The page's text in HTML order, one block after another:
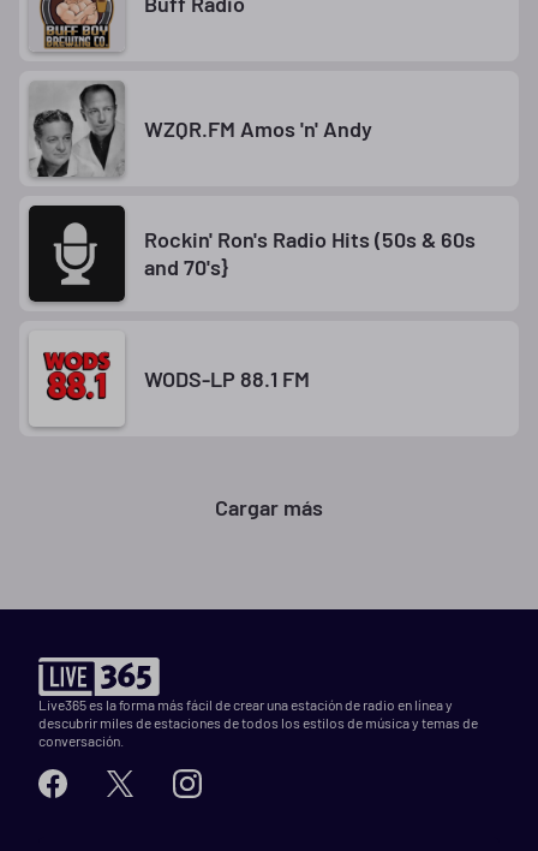
WZQR.FM Amos 'n' Andy
Rockin' Ron's Radio Hits (50s & 60s
and 70's}
WODS-LP 88.1 FM
Cargar más
Live365 es la forma más fácil de crear una estación de radio en línea y
descubrir miles de estaciones de todos los estilos de música y temas de
conversación.